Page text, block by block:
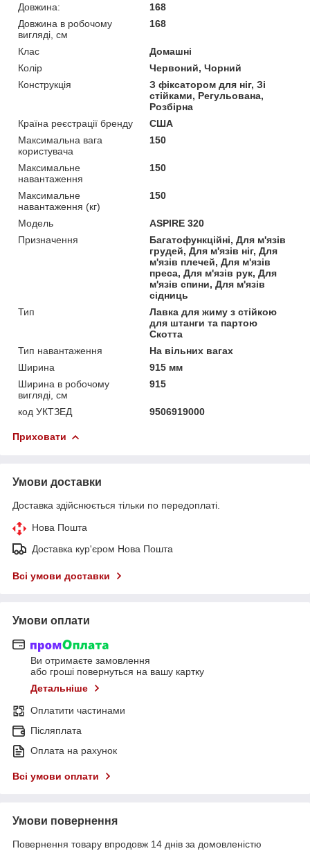
Довжина:
168
Довжина в робочому
вигляді, см
168
Клас
Домашні
Колір
Червоний, Чорний
Конструкція
З фіксатором для ніг, Зі
стійками, Регульована,
Розбірна
Країна реєстрації бренду
США
Максимальна вага
користувача
150
Максимальне
навантаження
150
Максимальне
навантаження (кг)
150
Мoдель
ASPIRE 320
Призначення
Багатофункційні, Для м'язів
грудей, Для м'язів ніг, Для
м'язів плечей, Для м'язів
преса, Для м'язів рук, Для
м'язів спини, Для м'язів
сідниць
Тип
Лавка для жиму з стійкою
для штанги та партою
Скотта
Тип навантаження
На вільних вагах
Ширина
915 мм
Ширина в робочому
вигляді, см
915
код УКТЗЕД 9506919000
Приховати
Умови доставки
Доставка здійснюється тільки по передоплаті.
Нова Пошта
Доставка кур'єром Нова Пошта
Всі умови доставки
Умови оплати
Ви отримаєте замовлення
або гроші повернуться на вашу картку
Детальніше
Оплатити частинами
Післяплата
Оплата на рахунок
Всі умови оплати
Умови повернення
Повернення товару впродовж 14 днів за домовленістю